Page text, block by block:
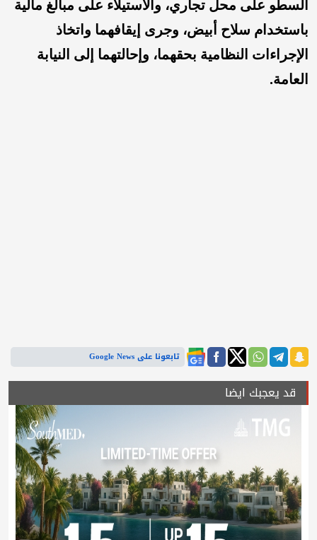
السطو على محل تجاري، والاستيلاء على مبالغ مالية
باستخدام سلاح أبيض، وجرى إيقافهما واتخاذ
الإجراءات النظامية بحقهما، وإحالتهما إلى النيابة
العامة.
تابعونا على Google News
قد يعجبك ايضا